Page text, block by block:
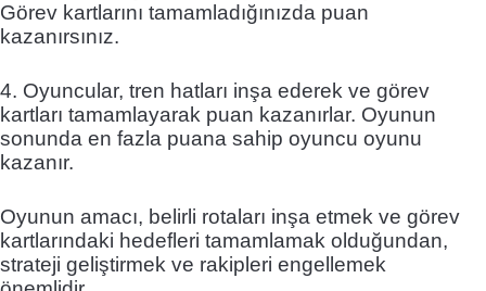
Görev kartlarını tamamladığınızda puan
kazanırsınız.
4. Oyuncular, tren hatları inşa ederek ve görev
kartları tamamlayarak puan kazanırlar. Oyunun
sonunda en fazla puana sahip oyuncu oyunu
kazanır.
Oyunun amacı, belirli rotaları inşa etmek ve görev
kartlarındaki hedefleri tamamlamak olduğundan,
strateji geliştirmek ve rakipleri engellemek